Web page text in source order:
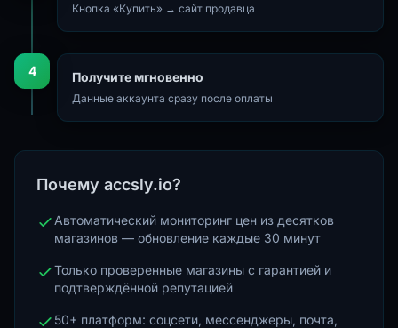
Кнопка «Купить» → сайт продавца
4 Получите мгновенно
Данные аккаунта сразу после оплаты
Почему accsly.io?
Автоматический мониторинг цен из десятков
магазинов — обновление каждые 30 минут
Только проверенные магазины с гарантией и
подтверждённой репутацией
50+ платформ: соцсети, мессенджеры, почта,